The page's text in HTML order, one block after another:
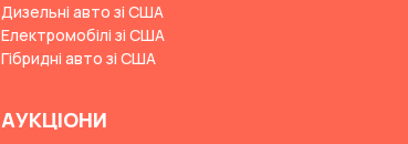
Дизельні авто зі США
Електромобілі зі США
Гібридні авто зі США
АУКЦІОНИ